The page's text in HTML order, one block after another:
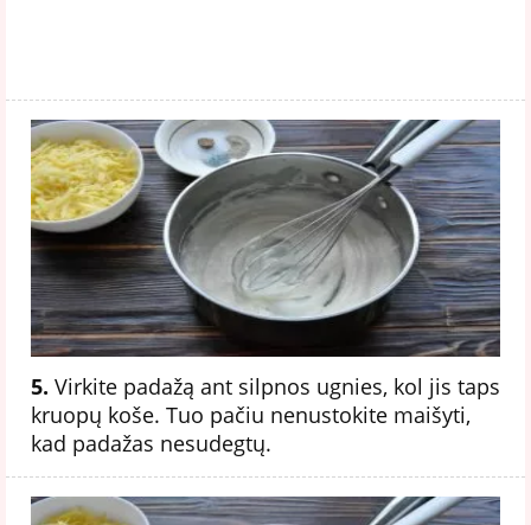
5. Virkite padažą ant silpnos ugnies, kol jis taps
kruopų koše. Tuo pačiu nenustokite maišyti,
kad padažas nesudegtų.